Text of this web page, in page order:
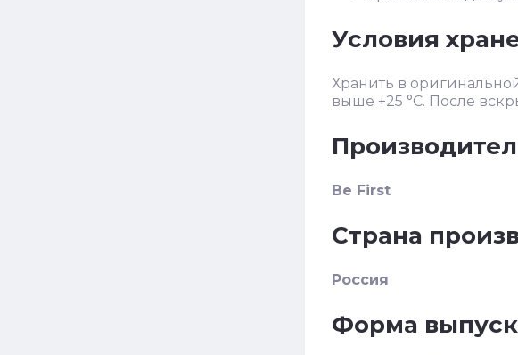
Условия
Хранить в
выше +25 °C. После
Be First
Страна
Россия
Форма